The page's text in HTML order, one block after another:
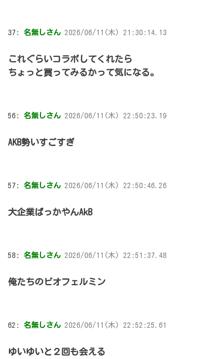
37: 名無しさん 2026/06/11(木) 21:30:14.13
これぐらいコラボしてくれたら
ちょっと買ってみるかって気になる。
56: 名無しさん 2026/06/11(木) 22:50:23.19
AKB勢いすごすぎ
57: 名無しさん 2026/06/11(木) 22:50:46.26
大企業ばっかやんAkB
58: 名無しさん 2026/06/11(木) 22:51:37.48
俺たちのビオフェルミン
62: 名無しさん 2026/06/11(木) 22:52:25.61
ゆいゆいと２回も会える